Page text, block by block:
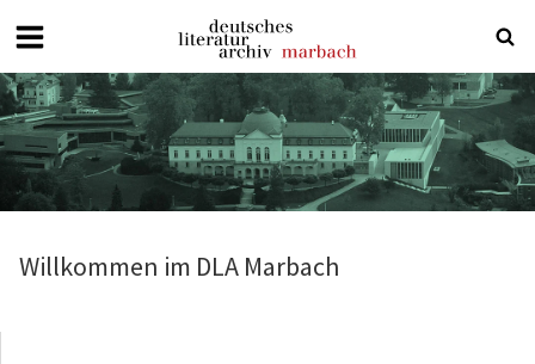
Deutsches
Literaturarchiv
Marbach
Willkommen im DLA Marbach